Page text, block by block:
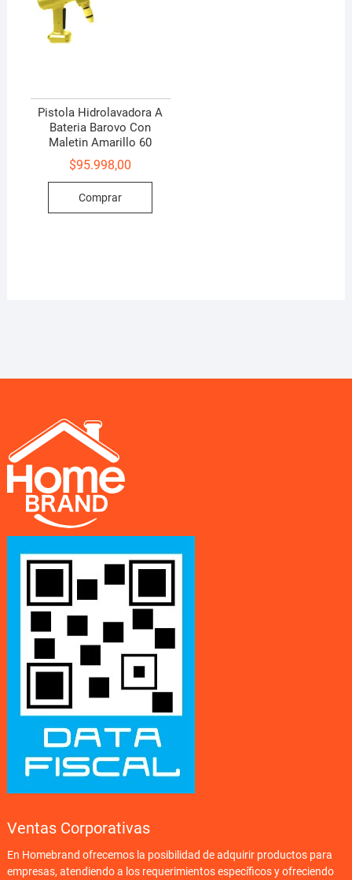
Pistola Hidrolavadora A
Bateria Barovo Con
Maletin Amarillo 60
$95.998,00
Comprar
Ventas Corporativas
En Homebrand ofrecemos la posibilidad de adquirir productos para
empresas, atendiendo a los requerimientos específicos y ofreciendo